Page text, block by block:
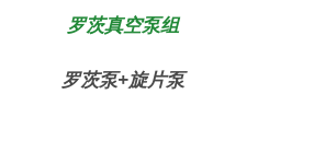
罗茨真空泵组
罗茨泵+旋片泵